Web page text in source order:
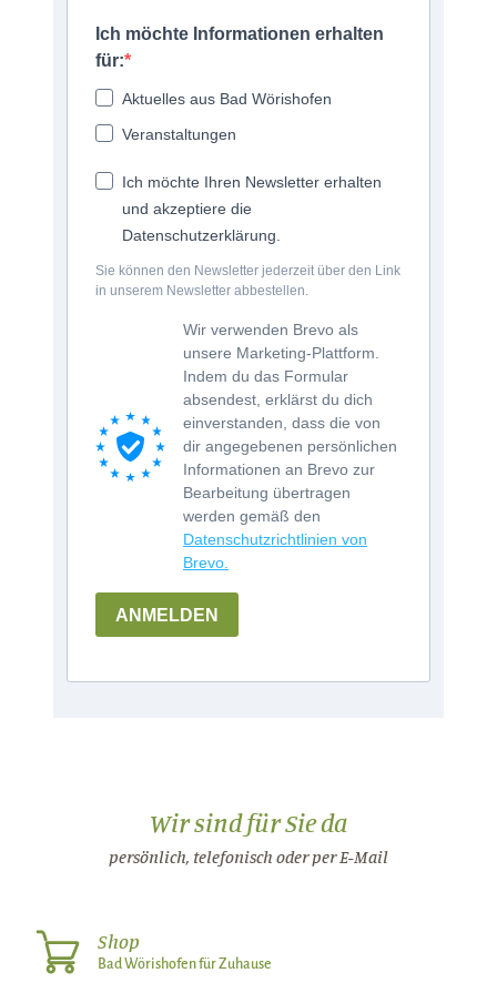
Ich möchte Informationen erhalten
für:
Aktuelles aus Bad Wörishofen
Veranstaltungen
Ich möchte Ihren Newsletter erhalten
und akzeptiere die
Datenschutzerklärung.
Sie können den Newsletter jederzeit über den Link
in unserem Newsletter abbestellen.
Wir verwenden Brevo als
unsere Marketing-Plattform.
Indem du das Formular
absendest, erklärst du dich
einverstanden, dass die von
dir angegebenen persönlichen
Informationen an Brevo zur
Bearbeitung übertragen
werden gemäß den
Datenschutzrichtlinien von
Brevo.
ANMELDEN
Wir sind für Sie da
persönlich, telefonisch oder per E-Mail
Shop
Bad Wörishofen für Zuhause